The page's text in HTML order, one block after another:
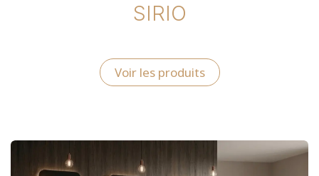
SIRIO
Voir les produits